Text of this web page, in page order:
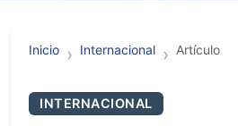
Inicio Internacional Artículo
INTERNACIONAL